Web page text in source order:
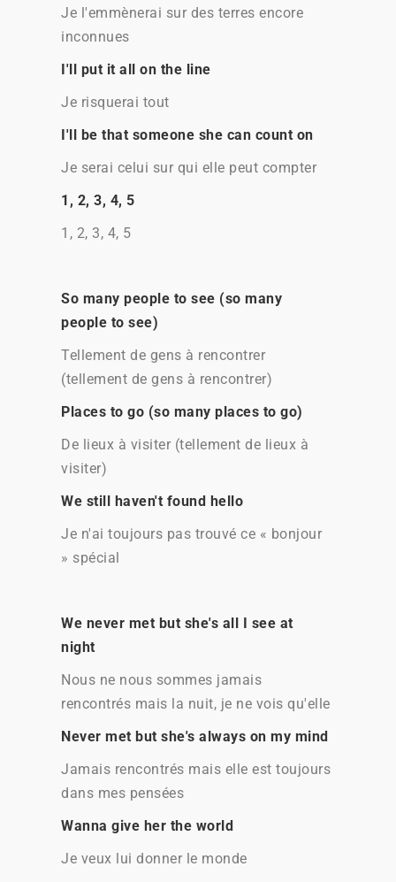
Je l'emmènerai sur des terres encore
inconnues
I'll put it all on the line
Je risquerai tout
I'll be that someone she can count on
Je serai celui sur qui elle peut compter
1, 2, 3, 4, 5
1, 2, 3, 4, 5
So many people to see (so many
people to see)
Tellement de gens à rencontrer
(tellement de gens à rencontrer)
Places to go (so many places to go)
De lieux à visiter (tellement de lieux à
visiter)
We still haven't found hello
Je n'ai toujours pas trouvé ce « bonjour
» spécial
We never met but she's all I see at
night
Nous ne nous sommes jamais
rencontrés mais la nuit, je ne vois qu'elle
Never met but she's always on my mind
Jamais rencontrés mais elle est toujours
dans mes pensées
Wanna give her the world
Je veux lui donner le monde